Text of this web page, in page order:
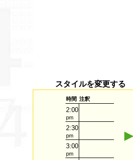
スタイルを変更する
時間 注釈
2:00
pm
2:30
pm
3:00
pm
►